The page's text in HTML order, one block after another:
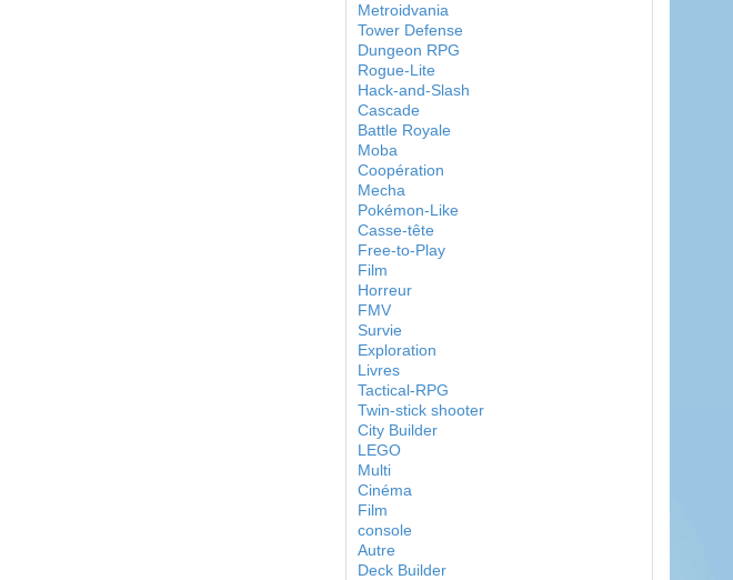
Metroidvania
Tower Defense
Dungeon RPG
Rogue-Lite
Hack-and-Slash
Cascade
Battle Royale
Moba
Coopération
Mecha
Pokémon-Like
Casse-tête
Free-to-Play
Film
Horreur
FMV
Survie
Exploration
Livres
Tactical-RPG
Twin-stick shooter
City Builder
LEGO
Multi
Cinéma
Film
console
Autre
Deck Builder